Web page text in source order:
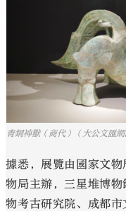
青銅神獸（商代）（大公文匯
據悉，展覽由國家文
物局主辦，三星堆博
物考古研究院、成都